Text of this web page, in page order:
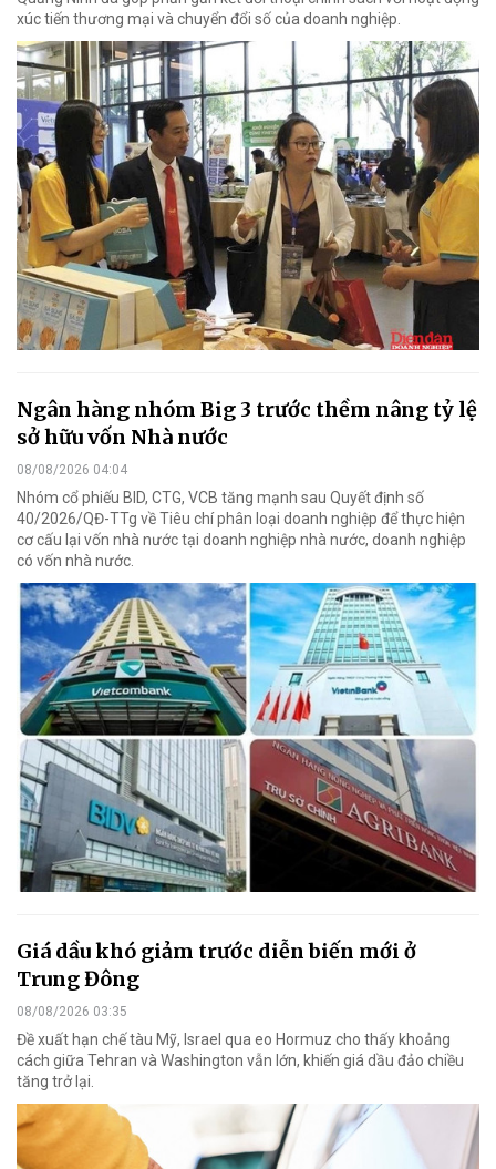
xúc tiến thương mại và chuyển đổi số của doanh nghiệp.
Ngân hàng nhóm Big 3 trước thềm nâng tỷ lệ
sở hữu vốn Nhà nước
08/08/2026 04:04
Nhóm cổ phiếu BID, CTG, VCB tăng mạnh sau Quyết định số
40/2026/QĐ-TTg về Tiêu chí phân loại doanh nghiệp để thực hiện
cơ cấu lại vốn nhà nước tại doanh nghiệp nhà nước, doanh nghiệp
có vốn nhà nước.
Giá dầu khó giảm trước diễn biến mới ở
Trung Đông
08/08/2026 03:35
Đề xuất hạn chế tàu Mỹ, Israel qua eo Hormuz cho thấy khoảng
cách giữa Tehran và Washington vẫn lớn, khiến giá dầu đảo chiều
tăng trở lại.